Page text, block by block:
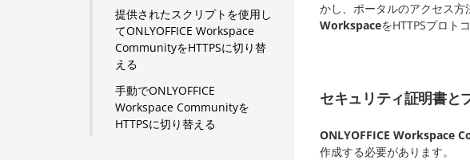
提供されたスクリプトを使用し
てONLYOFFICE Workspace
CommunityをHTTPSに切り替
える
手動でONLYOFFICE
Workspace Communityを
HTTPSに切り替える
かし、ポータルのアクセス方
WorkspaceをHTTPSプロト
セキュリティ証明書と
ONLYOFFICE Workspace
作成する必要があります。